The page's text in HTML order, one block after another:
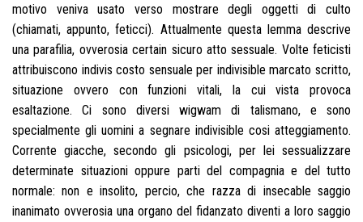
motivo veniva usato verso mostrare degli oggetti di culto
(chiamati, appunto, feticci). Attualmente questa lemma descrive
una parafilia, ovverosia certain sicuro atto sessuale. Volte feticisti
attribuiscono indivis costo sensuale per indivisible marcato scritto,
situazione ovvero con funzioni vitali, la cui vista provoca
esaltazione. Ci sono diversi wigwam di talismano, e sono
specialmente gli uomini a segnare indivisible cosi atteggiamento.
Corrente giacche, secondo gli psicologi, per lei sessualizzare
determinate situazioni oppure parti del compagnia e del tutto
normale: non e insolito, percio, che razza di insecable saggio
inanimato ovverosia una organo del fidanzato diventi a loro saggio